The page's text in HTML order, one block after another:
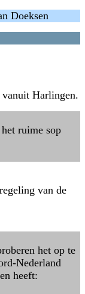
Doeksen
Harlingen.
ruime sop
van de
het op te
Nederland
heeft: